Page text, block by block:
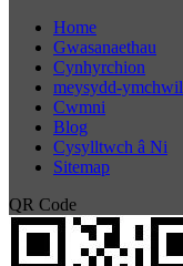
Home
Gwasanaethau
Cynhyrchion
meysydd-ymchwil
Cwmni
Blog
Cysylltwch â Ni
Sitemap
QR Code